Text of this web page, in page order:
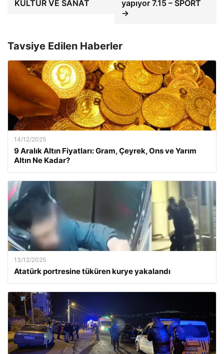
KÜLTÜR VE SANAT
yapıyor 7.15 – SPORT
→
Tavsiye Edilen Haberler
14/12/2025
9 Aralık Altın Fiyatları: Gram, Çeyrek, Ons ve Yarım
Altın Ne Kadar?
13/12/2025
Atatürk portresine tüküren kurye yakalandı